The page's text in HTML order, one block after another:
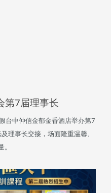
第7届理事长
台中仲信金郁金香酒店举办第7
理事长交接，场面隆重温馨、